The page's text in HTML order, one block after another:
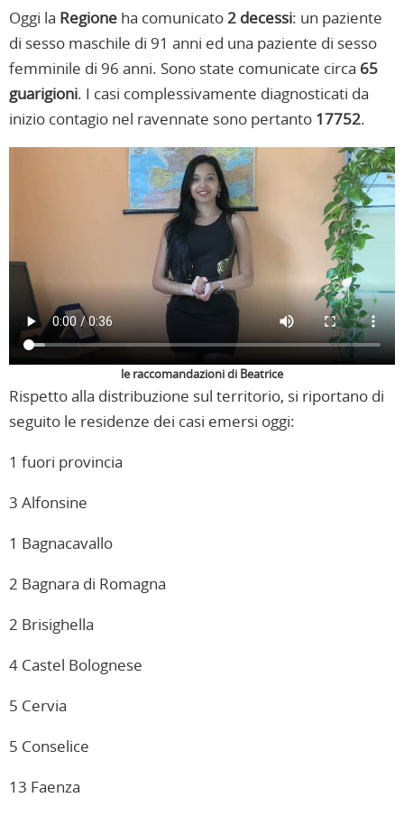
Oggi la Regione ha comunicato2 decessi: un paziente
di sesso maschile di 91 anni ed una paziente di sesso
femminile di 96 anni. Sono state comunicate circa 65
guarigioni. I casi complessivamente diagnosticati da
inizio contagio nel ravennate sono pertanto 17752.
le raccomandazioni di Beatrice
Rispetto alla distribuzione sul territorio, si riportano di
seguito le residenze dei casi emersi oggi:
1 fuori provincia
3 Alfonsine
1 Bagnacavallo
2 Bagnara di Romagna
2 Brisighella
4 Castel Bolognese
5 Cervia
5 Conselice
13 Faenza